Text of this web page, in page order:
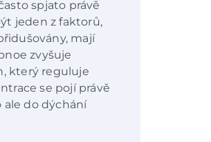
spjato právě
jeden z faktorů,
mají
zvyšuje
který reguluje
se pojí právě
do dýchání